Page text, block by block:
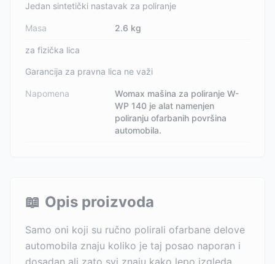
Jedan sintetički nastavak za poliranje
Masa 2.6 kg
za fizička lica
Garancija za pravna lica ne važi
Napomena
Womax mašina za poliranje W-
WP 140 je alat namenjen
poliranju ofarbanih površina
automobila.
📖 Opis proizvoda
Samo oni koji su ručno polirali ofarbane delove
automobila znaju koliko je taj posao naporan i
dosadan ali zato svi znaju kako lepo izgleda